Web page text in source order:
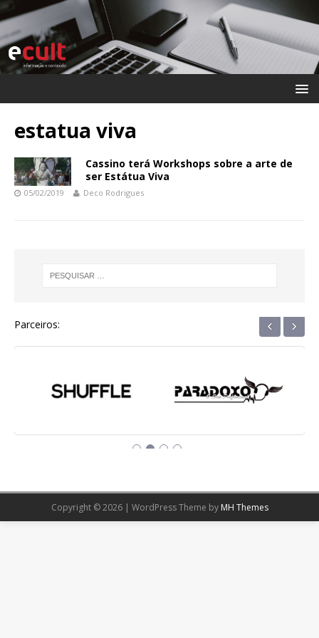
estatua viva
Cassino terá Workshops sobre a arte de
ser Estátua Viva
05/02/2019 Deco Rodrigues
Parceiros: ‹ ›
Copyright © 2026 | WordPress Theme by MH Themes